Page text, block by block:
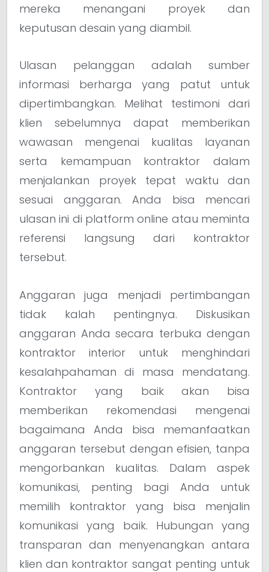
mereka menangani proyek dan
keputusan desain yang diambil.
Ulasan pelanggan adalah sumber
informasi berharga yang patut untuk
dipertimbangkan. Melihat testimoni dari
klien sebelumnya dapat memberikan
wawasan mengenai kualitas layanan
serta kemampuan kontraktor dalam
menjalankan proyek tepat waktu dan
sesuai anggaran. Anda bisa mencari
ulasan ini di platform online atau meminta
referensi langsung dari kontraktor
tersebut.
Anggaran juga menjadi pertimbangan
tidak kalah pentingnya. Diskusikan
anggaran Anda secara terbuka dengan
kontraktor interior untuk menghindari
kesalahpahaman di masa mendatang.
Kontraktor yang baik akan bisa
memberikan rekomendasi mengenai
bagaimana Anda bisa memanfaatkan
anggaran tersebut dengan efisien, tanpa
mengorbankan kualitas. Dalam aspek
komunikasi, penting bagi Anda untuk
memilih kontraktor yang bisa menjalin
komunikasi yang baik. Hubungan yang
transparan dan menyenangkan antara
klien dan kontraktor sangat penting untuk